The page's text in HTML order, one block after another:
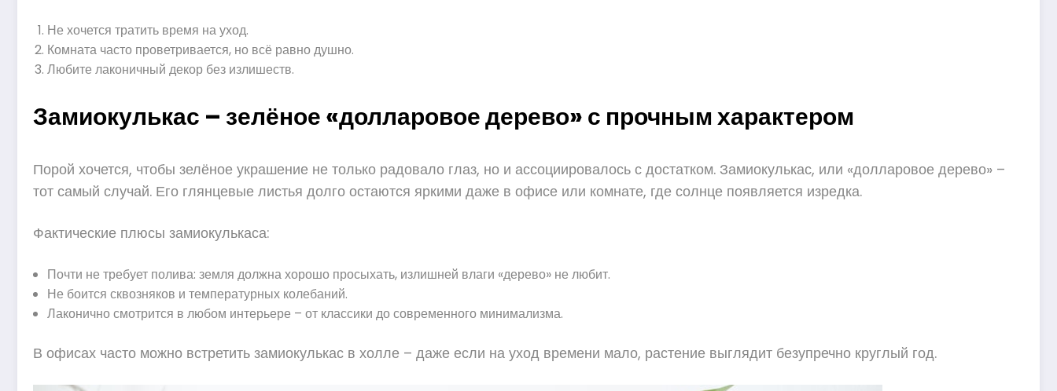
Не хочется тратить время на уход.
Комната часто проветривается, но всё равно душно.
Любите лаконичный декор без излишеств.
Замиокулькас – зелёное «долларовое дерево» с прочным характером
Порой хочется, чтобы зелёное украшение не только радовало глаз, но и ассоциировалось с достатком. Замиокулькас, или «долларовое дерево» –
тот самый случай. Его глянцевые листья долго остаются яркими даже в офисе или комнате, где солнце появляется изредка.
Фактические плюсы замиокулькаса:
Почти не требует полива: земля должна хорошо просыхать, излишней влаги «дерево» не любит.
Не боится сквозняков и температурных колебаний.
Лаконично смотрится в любом интерьере – от классики до современного минимализма.
В офисах часто можно встретить замиокулькас в холле – даже если на уход времени мало, растение выглядит безупречно круглый год.